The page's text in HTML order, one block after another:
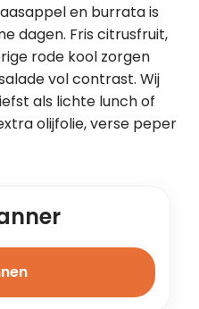
en burrata is
dagen. Fris citrusfruit,
rode kool zorgen
vol contrast. Wij
als lichte lunch of
olijfolie, verse peper